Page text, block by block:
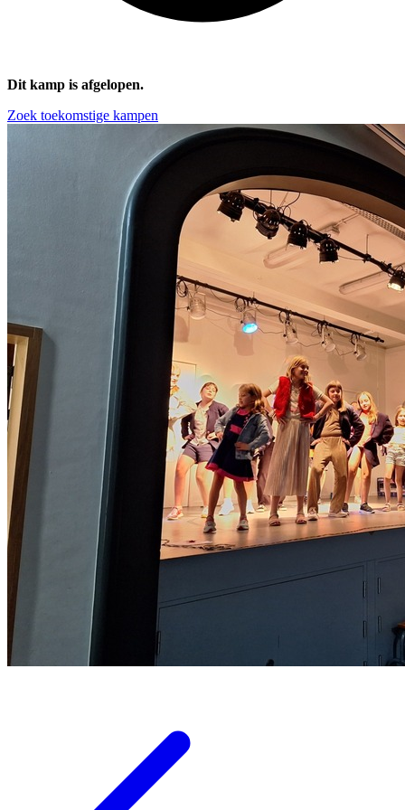
Dit kamp is afgelopen.
Zoek toekomstige kampen